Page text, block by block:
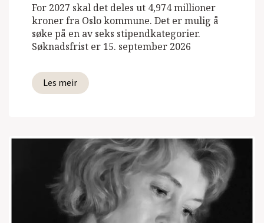
For 2027 skal det deles ut 4,974 millioner
kroner fra Oslo kommune. Det er mulig å
søke på en av seks stipendkategorier.
Søknadsfrist er 15. september 2026
Les meir